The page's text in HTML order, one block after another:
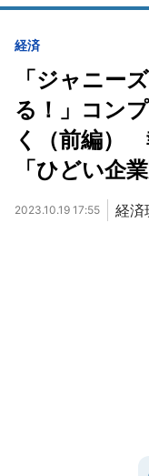
経済
「ジャニー
る！」コン
く（前編）
「ひどい企
2023.10.19 17:55 経済